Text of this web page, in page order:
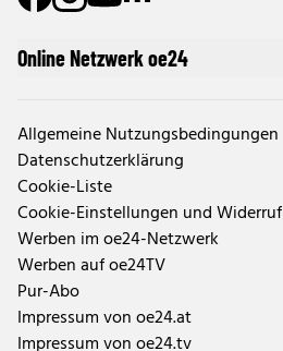
Online Netzwerk oe24
Allgemeine Nutzungsbedingungen
Datenschutzerklärung
Cookie-Liste
Cookie-Einstellungen und Widerruf
Werben im oe24-Netzwerk
Werben auf oe24TV
Pur-Abo
Impressum von oe24.at
Impressum von oe24.tv